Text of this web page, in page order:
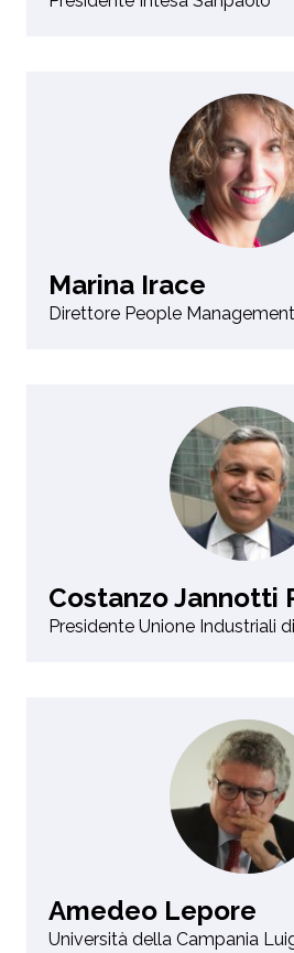
Marina Irace
Direttore People
Costanzo Jannotti
Presidente Unione Industriali
Amedeo Lepore
Università della Campania